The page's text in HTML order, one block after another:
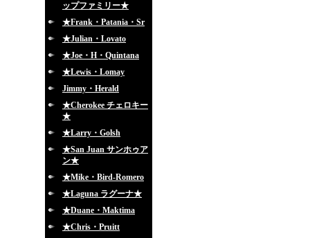
ップファミリー★
★Frank・Patania・Sr
★Julian・Lovato
★Joe・H・Quintana
★Lewis・Lomay
Jimmy・Herald
★Cherokee チェロキー
★
★Larry・Golsh
★San Juan サンホゥア
ン★
★Mike・Bird-Romero
★Laguna ラグーナ★
★Duane・Maktima
★Chris・Pruitt